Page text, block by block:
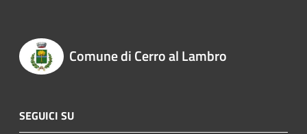
Comune di Cerro al Lambro
SEGUICI SU